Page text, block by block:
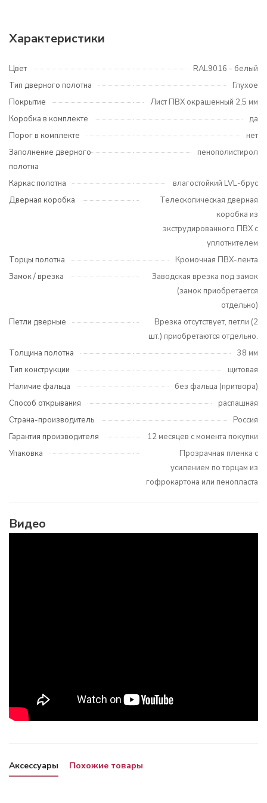
Характеристики
Цвет
RAL9016 - белый
Тип дверного полотна
Глухое
Покрытие
Лист ПВХ окрашенный 2,5 мм
Коробка в комплекте
да
Порог в комплекте
нет
Заполнение дверного
полотна
пенополистирол
Каркас полотна
влагостойкий LVL-брус
Дверная коробка
Телескопическая дверная
коробка из
экструдированного ПВХ с
уплотнителем
Торцы полотна
Кромочная ПВХ-лента
Замок / врезка
Заводская врезка под замок
(замок приобретается
отдельно)
Петли дверные
Врезка отсутствует, петли (2
шт.) приобретаются отдельно.
Толщина полотна
38 мм
Тип конструкции
щитовая
Наличие фальца
без фальца (притвора)
Способ открывания
распашная
Страна-производитель
Россия
Гарантия производителя
12 месяцев с момента покупки
Упаковка
Прозрачная пленка с
усилением по торцам из
гофрокартона или пенопласта
Видео
Аксессуары Похожие товары